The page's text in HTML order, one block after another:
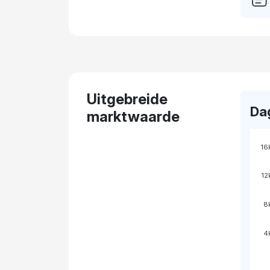
Uitgebreide
marktwaarde